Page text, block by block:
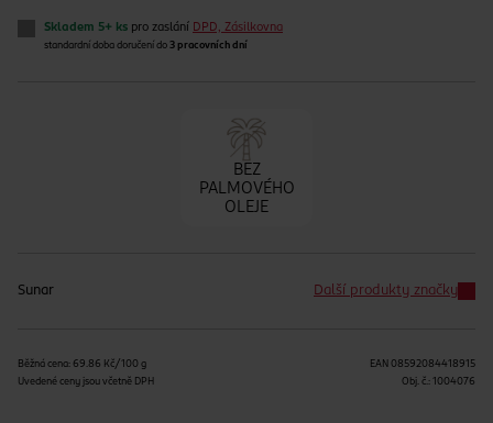
Skladem 5+ ks pro zaslání DPD, Zásilkovna
standardní doba doručení do 3 pracovních dní
BEZ
PALMOVÉHO
OLEJE
Sunar Další produkty značky
Běžná cena: 69.86 Kč/100 g
Uvedené ceny jsou včetně DPH
EAN 08592084418915
Obj. č.: 1004076